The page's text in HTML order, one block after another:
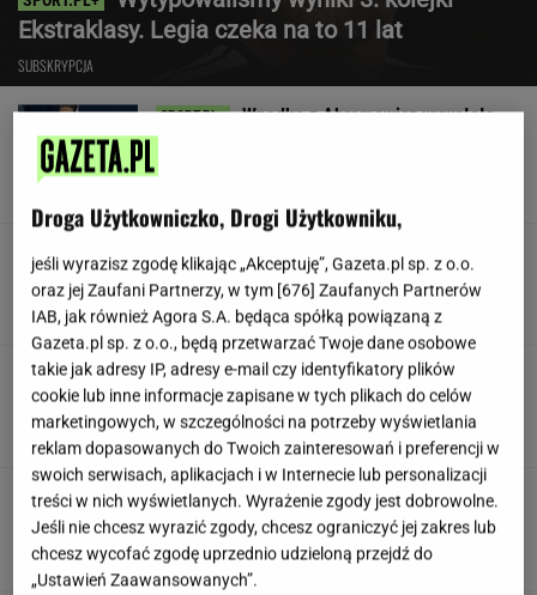
Ekstraklasy. Legia czeka na to 11 lat
SUBSKRYPCJA
Wpadka z Abramowicz wywołała
szum. U Świątek wydarzyło się coś
Koledzy z branży nie mieli litości dla Kłeczka.
"Odpiął wrotki"
Były szef PIP szuka pracy. Prosi
o radę. "Jakiej domagać się pensji?"
SUBSKRYPCJA
Pijany Polak prowadził traktor po autostradzie
w Niemczech
Droga Użytkowniczko, Drogi Użytkowniku,
jeśli wyrazisz zgodę klikając „Akceptuję”, Gazeta.pl sp. z o.o.
oraz jej Zaufani Partnerzy, w tym [676] Zaufanych Partnerów
IAB, jak również Agora S.A. będąca spółką powiązaną z
Gazeta.pl sp. z o.o., będą przetwarzać Twoje dane osobowe
takie jak adresy IP, adresy e-mail czy identyfikatory plików
cookie lub inne informacje zapisane w tych plikach do celów
marketingowych, w szczególności na potrzeby wyświetlania
reklam dopasowanych do Twoich zainteresowań i preferencji w
swoich serwisach, aplikacjach i w Internecie lub personalizacji
treści w nich wyświetlanych. Wyrażenie zgody jest dobrowolne.
Jeśli nie chcesz wyrazić zgody, chcesz ograniczyć jej zakres lub
chcesz wycofać zgodę uprzednio udzieloną przejdź do
„Ustawień Zaawansowanych”.